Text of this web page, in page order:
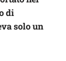
di
solo un